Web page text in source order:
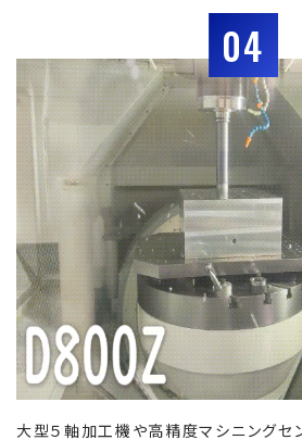
04
大型５軸加工機や高精度マシニングセ